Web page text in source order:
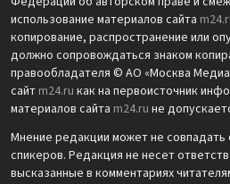
использование материалов сайта
копирование, распространение или
должно сопровождаться знаком
правообладателя © АО «Москва
сайт m24.ru как на первоисточник
материалов сайта m24.ru не
Мнение редакции может не совпадать
спикеров. Редакция не несет
высказанные в комментариях